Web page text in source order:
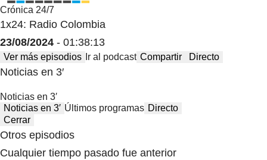
Crónica 24/7
1x24: Radio Colombia
23/08/2024 - 01:38:13
Ver más episodios Ir al podcast Compartir Directo
Noticias en 3′
Noticias en 3′
Noticias en 3′ Últimos programas Directo
Cerrar
Otros episodios
Cualquier tiempo pasado fue anterior